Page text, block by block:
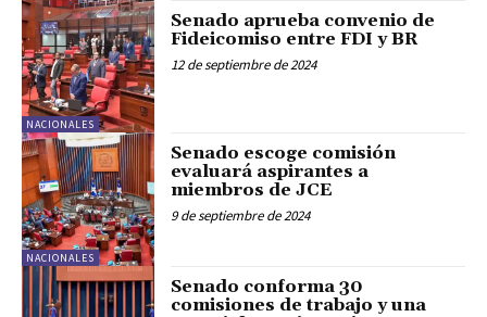
NACIONALES
Senado aprueba convenio de
Fideicomiso entre FDI y BR
12 de septiembre de 2024
NACIONALES
Senado escoge comisión
evaluará aspirantes a
miembros de JCE
9 de septiembre de 2024
Senado conforma 30
comisiones de trabajo y una